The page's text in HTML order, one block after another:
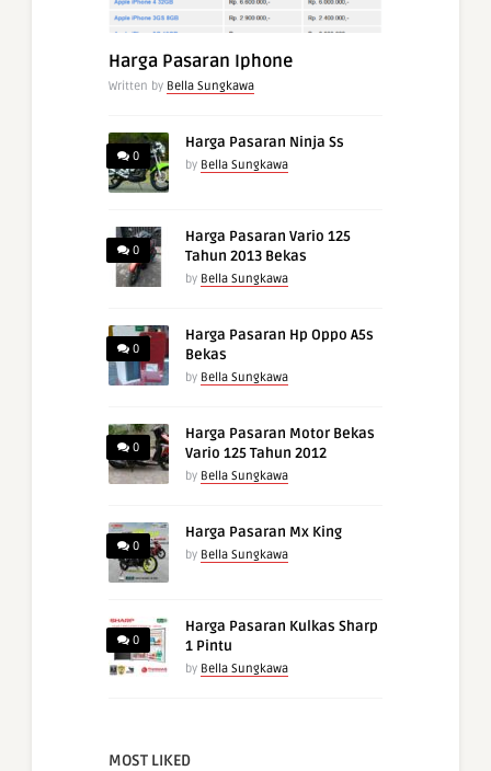
Harga Pasaran Iphone
Written by Bella Sungkawa
0
Harga Pasaran Ninja Ss
by Bella Sungkawa
0
Harga Pasaran Vario 125
Tahun 2013 Bekas
by Bella Sungkawa
0
Harga Pasaran Hp Oppo A5s
Bekas
by Bella Sungkawa
0
Harga Pasaran Motor Bekas
Vario 125 Tahun 2012
by Bella Sungkawa
0
Harga Pasaran Mx King
by Bella Sungkawa
0
Harga Pasaran Kulkas Sharp
1 Pintu
by Bella Sungkawa
MOST LIKED